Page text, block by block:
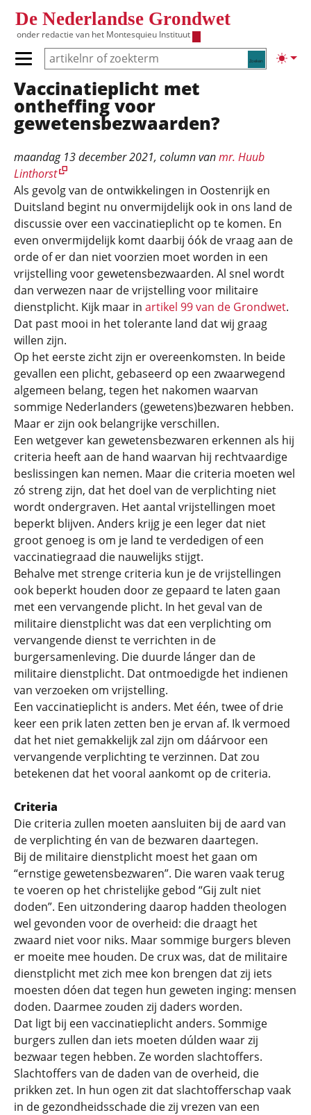
De Nederlandse Grondwet
onder redactie van het Montesquieu Instituut
Zoeken
Primair menu tonen/verbergen
Hoofdnavigatie
Vaccinatieplicht met
ontheffing voor
gewetensbezwaarden?
maandag 13 december 2021, column vanmr. Huub
Linthorst
Als gevolg van de ontwikkelingen in Oostenrijk en
Duitsland begint nu onvermijdelijk ook in ons land de
discussie over een vaccinatieplicht op te komen. En
even onvermijdelijk komt daarbij óók de vraag aan de
orde of er dan niet voorzien moet worden in een
vrijstelling voor gewetensbezwaarden. Al snel wordt
dan verwezen naar de vrijstelling voor militaire
dienstplicht. Kijk maar in artikel 99 van de Grondwet.
Dat past mooi in het tolerante land dat wij graag
willen zijn.
Op het eerste zicht zijn er overeenkomsten. In beide
gevallen een plicht, gebaseerd op een zwaarwegend
algemeen belang, tegen het nakomen waarvan
sommige Nederlanders (gewetens)bezwaren hebben.
Maar er zijn ook belangrijke verschillen.
Een wetgever kan gewetensbezwaren erkennen als hij
criteria heeft aan de hand waarvan hij rechtvaardige
beslissingen kan nemen. Maar die criteria moeten wel
zó streng zijn, dat het doel van de verplichting niet
wordt ondergraven. Het aantal vrijstellingen moet
beperkt blijven. Anders krijg je een leger dat niet
groot genoeg is om je land te verdedigen of een
vaccinatiegraad die nauwelijks stijgt.
Behalve met strenge criteria kun je de vrijstellingen
ook beperkt houden door ze gepaard te laten gaan
met een vervangende plicht. In het geval van de
militaire dienstplicht was dat een verplichting om
vervangende dienst te verrichten in de
burgersamenleving. Die duurde lánger dan de
militaire dienstplicht. Dat ontmoedigde het indienen
van verzoeken om vrijstelling.
Een vaccinatieplicht is anders. Met één, twee of drie
keer een prik laten zetten ben je ervan af. Ik vermoed
dat het niet gemakkelijk zal zijn om dáárvoor een
vervangende verplichting te verzinnen. Dat zou
betekenen dat het vooral aankomt op de criteria.
Criteria
Die criteria zullen moeten aansluiten bij de aard van
de verplichting én van de bezwaren daartegen.
Bij de militaire dienstplicht moest het gaan om
“ernstige gewetensbezwaren”. Die waren vaak terug
te voeren op het christelijke gebod “Gij zult niet
doden”. Een uitzondering daarop hadden theologen
wel gevonden voor de overheid: die draagt het
zwaard niet voor niks. Maar sommige burgers bleven
er moeite mee houden. De crux was, dat de militaire
dienstplicht met zich mee kon brengen dat zij iets
moesten dóen dat tegen hun geweten inging: mensen
doden. Daarmee zouden zij daders worden.
Dat ligt bij een vaccinatieplicht anders. Sommige
burgers zullen dan iets moeten dúlden waar zij
bezwaar tegen hebben. Ze worden slachtoffers.
Slachtoffers van de daden van de overheid, die
prikken zet. In hun ogen zit dat slachtofferschap vaak
in de gezondheidsschade die zij vrezen van een